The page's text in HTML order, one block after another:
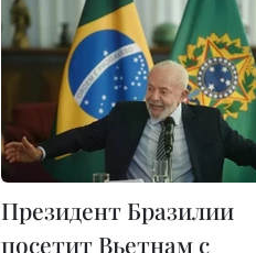
Президент Бразилии
посетит Вьетнам с